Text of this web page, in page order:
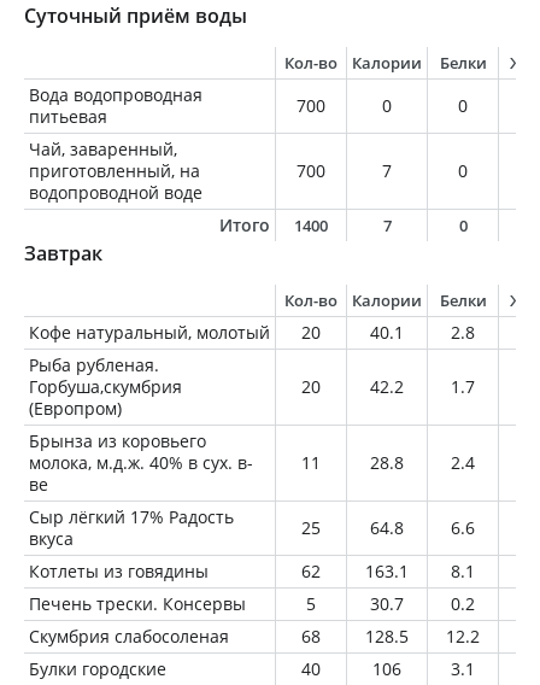
Суточный приём воды
Кол-во Калории Белки
Вода водопроводная
питьевая
700 0 0
Чай, заваренный,
приготовленный, на
водопроводной воде
700 7 0
Итого 1400 7 0
Завтрак
Кол-во Калории Белки
Кофе натуральный, молотый 20 40.1 2.8
Рыба рубленая.
Горбуша,скумбрия
(Европром)
20 42.2 1.7
Брынза из коровьего
молока, м.д.ж. 40% в сух. в-
ве
11 28.8 2.4
Сыр лёгкий 17% Радость
вкуса
25 64.8 6.6
Котлеты из говядины
62 163.1 8.1
Печень трески. Консервы
5 30.7 0.2
Скумбрия слабосоленая
68 128.5 12.2
Булки городские
40 106 3.1